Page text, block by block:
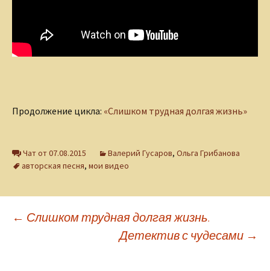
Продолжение цикла: «Слишком трудная долгая жизнь»
Чат от 07.08.2015 Валерий Гусаров, Ольга Грибанова
авторская песня, мои видео
Навигация
← Слишком трудная долгая жизнь.
Детектив с чудесами →